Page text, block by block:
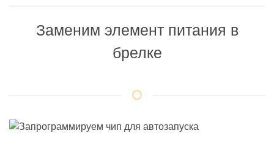
Заменим элемент питания в
брелке